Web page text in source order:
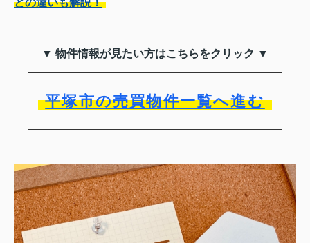
▼ 物件情報が見たい方はこちらをクリック ▼
平塚市の売買物件一覧へ進む